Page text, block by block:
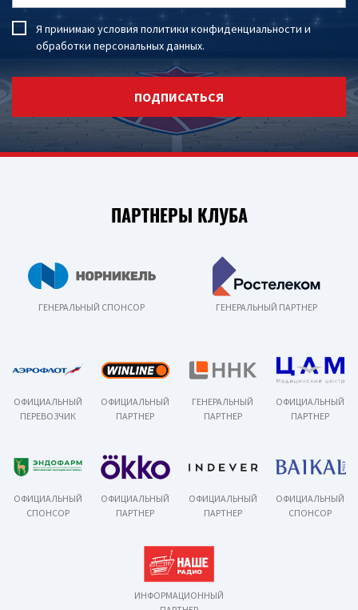
Я принимаю условия политики конфиденциальности и
обработки персональных данных.
ПОДПИСАТЬСЯ
ПАРТНЕРЫ КЛУБА
ГЕНЕРАЛЬНЫЙ СПОНСОР ГЕНЕРАЛЬНЫЙ ПАРТНЕР
ОФИЦИАЛЬНЫЙ
ПЕРЕВОЗЧИК
ОФИЦИАЛЬНЫЙ
ПАРТНЕР
ГЕНЕРАЛЬНЫЙ
ПАРТНЕР
ОФИЦИАЛЬНЫЙ
ПАРТНЕР
ОФИЦИАЛЬНЫЙ
СПОНСОР
ОФИЦИАЛЬНЫЙ
ПАРТНЕР
ОФИЦИАЛЬНЫЙ
ПАРТНЕР
ОФИЦИАЛЬНЫЙ
СПОНСОР
ИНФОРМАЦИОННЫЙ